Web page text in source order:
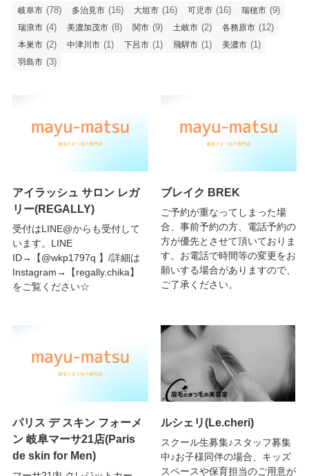
岐阜市 (78) 多治見市 (16) 大垣市 (16) 可児市 (16) 瑞穂市 (9)
瑞浪市 (4) 美濃加茂市 (8) 関市 (9) 土岐市 (2) 各務原市 (12)
本巣市 (2) 中津川市 (1) 下呂市 (1) 飛騨市 (1) 美濃市 (1)
羽島市 (3)
アイラッシュ サロン レガ
リー(REGALLY)
受付はLINE@からも受付して
います。LINE
ID→【@wkp1797q 】/詳細は
Instagram→【regally.chika】
をご覧ください☆
ブレイク BREK
ご予約が重なってしまった場
合、事前予約の方、電話予約の
方が優先とさせて頂いておりま
す。お電話で時間等の変更をお
願いする場合がありますので、
ご了承ください。
パリス デ スキン フォーメ
ン 岐阜マーサ21店(Paris
de skin for Men)
ルシェリ(Le.cheri)
スクール生募集♪スタッフ募集
中♪お子様同伴の場合、キッズ
スペースや保育担当のご用意が